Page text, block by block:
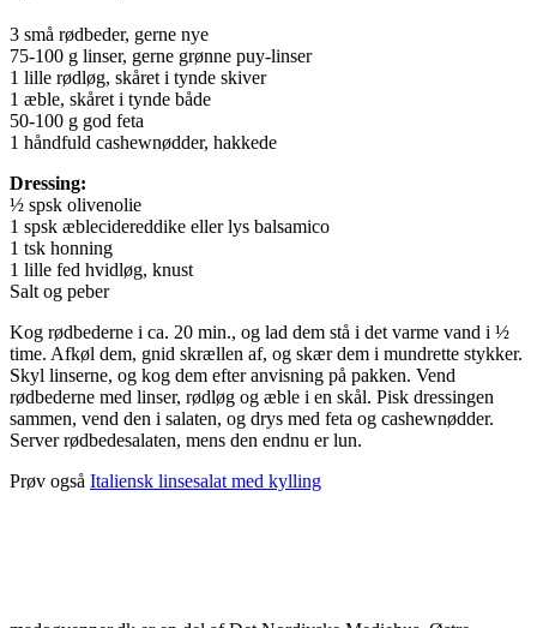
3 små rødbeder, gerne nye
75-100 g linser, gerne grønne puy-linser
1 lille rødløg, skåret i tynde skiver
1 æble, skåret i tynde både
50-100 g god feta
1 håndfuld cashewnødder, hakkede
Dressing:
½ spsk olivenolie
1 spsk æblecidereddike eller lys balsamico
1 tsk honning
1 lille fed hvidløg, knust
Salt og peber
Kog rødbederne i ca. 20 min., og lad dem stå i det varme vand i ½
time. Afkøl dem, gnid skrællen af, og skær dem i mundrette stykker.
Skyl linserne, og kog dem efter anvisning på pakken. Vend
rødbederne med linser, rødløg og æble i en skål. Pisk dressingen
sammen, vend den i salaten, og drys med feta og cashewnødder.
Server rødbedesalaten, mens den endnu er lun.
Prøv også Italiensk linsesalat med kylling